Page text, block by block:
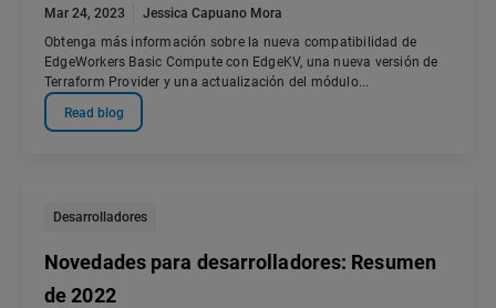
Mar 24, 2023
Jessica Capuano Mora
Obtenga más información sobre la nueva compatibilidad de
EdgeWorkers Basic Compute con EdgeKV, una nueva versión de
Terraform Provider y una actualización del módulo...
Read blog
Desarrolladores
Novedades para desarrolladores: Resumen
de 2022